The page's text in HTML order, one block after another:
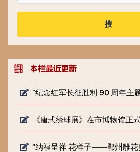
搜
“纪念红军长征胜利 90 周年主题
《唐式绣球展》在市博物馆正
“纳福呈祥 花样子——鄂州雕花剪纸展”